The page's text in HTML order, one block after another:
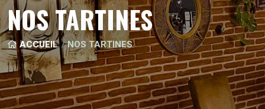
NOS TARTINES
ACCUEIL NOS TARTINES